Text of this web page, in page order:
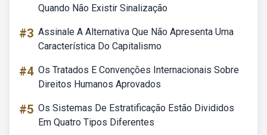
Quando Não Existir Sinalização
#3 Assinale A Alternativa Que Não Apresenta Uma
Característica Do Capitalismo
#4 Os Tratados E Convenções Internacionais Sobre
Direitos Humanos Aprovados
#5 Os Sistemas De Estratificação Estão Divididos
Em Quatro Tipos Diferentes